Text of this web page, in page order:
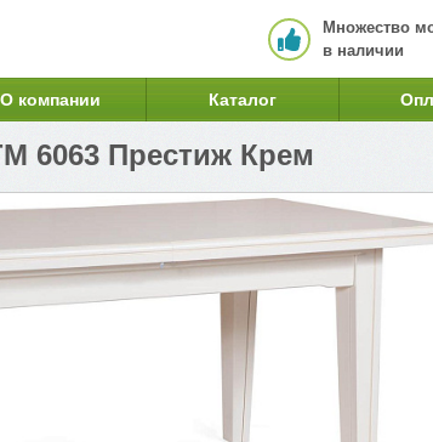
Множество
в наличии
О компании Каталог
6063 Престиж Крем